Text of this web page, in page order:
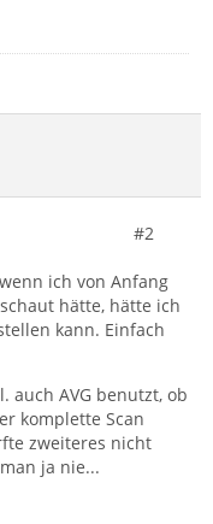
#2
ich von Anfang
hätte, hätte ich
kann. Einfach
auch AVG benutzt, ob
komplette Scan
zweiteres nicht
ja nie...